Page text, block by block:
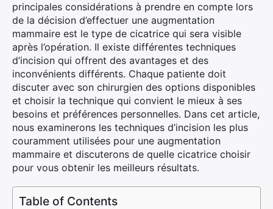
principales considérations à prendre en compte lors
de la décision d’effectuer une augmentation
mammaire est le type de cicatrice qui sera visible
après l’opération. Il existe différentes techniques
d’incision qui offrent des avantages et des
inconvénients différents. Chaque patiente doit
discuter avec son chirurgien des options disponibles
et choisir la technique qui convient le mieux à ses
besoins et préférences personnelles. Dans cet article,
nous examinerons les techniques d’incision les plus
couramment utilisées pour une augmentation
mammaire et discuterons de quelle cicatrice choisir
pour vous obtenir les meilleurs résultats.
Table of Contents